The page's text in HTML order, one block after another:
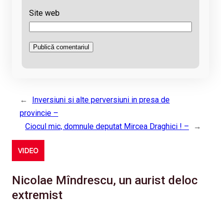
Site web
←
Inversiuni si alte perversiuni in presa de
provincie –
Ciocul mic, domnule deputat Mircea Draghici ! –
→
VIDEO
Nicolae Mîndrescu, un aurist deloc
extremist